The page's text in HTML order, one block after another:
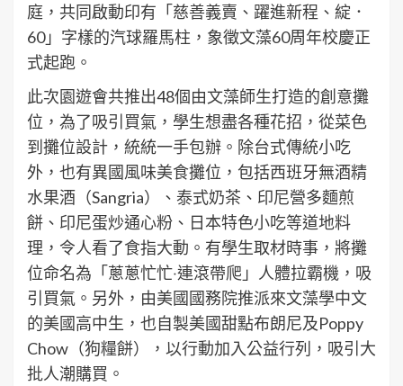
庭，共同啟動印有「慈善義賣、躍進新程、綻．
60」字樣的汽球羅馬柱，象徵文藻60周年校慶正
式起跑。
此次園遊會共推出48個由文藻師生打造的創意攤
位，為了吸引買氣，學生想盡各種花招，從菜色
到攤位設計，統統一手包辦。除台式傳統小吃
外，也有異國風味美食攤位，包括西班牙無酒精
水果酒（Sangria）、泰式奶茶、印尼營多麵煎
餅、印尼蛋炒通心粉、日本特色小吃等道地料
理，令人看了食指大動。有學生取材時事，將攤
位命名為「蔥蔥忙忙‧連滾帶爬」人體拉霸機，吸
引買氣。另外，由美國國務院推派來文藻學中文
的美國高中生，也自製美國甜點布朗尼及Poppy
Chow（狗糧餅），以行動加入公益行列，吸引大
批人潮購買。